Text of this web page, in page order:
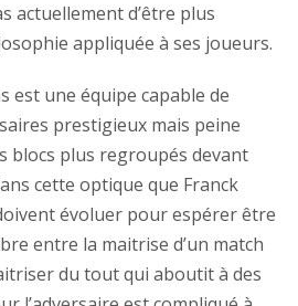
actuellement d’être plus
appliquée à ses joueurs.
est une équipe capable de
prestigieux mais peine
blocs plus regroupés devant
cette optique que Franck
évoluer pour espérer être
entre la maitrise d’un match
du tout qui aboutit à des